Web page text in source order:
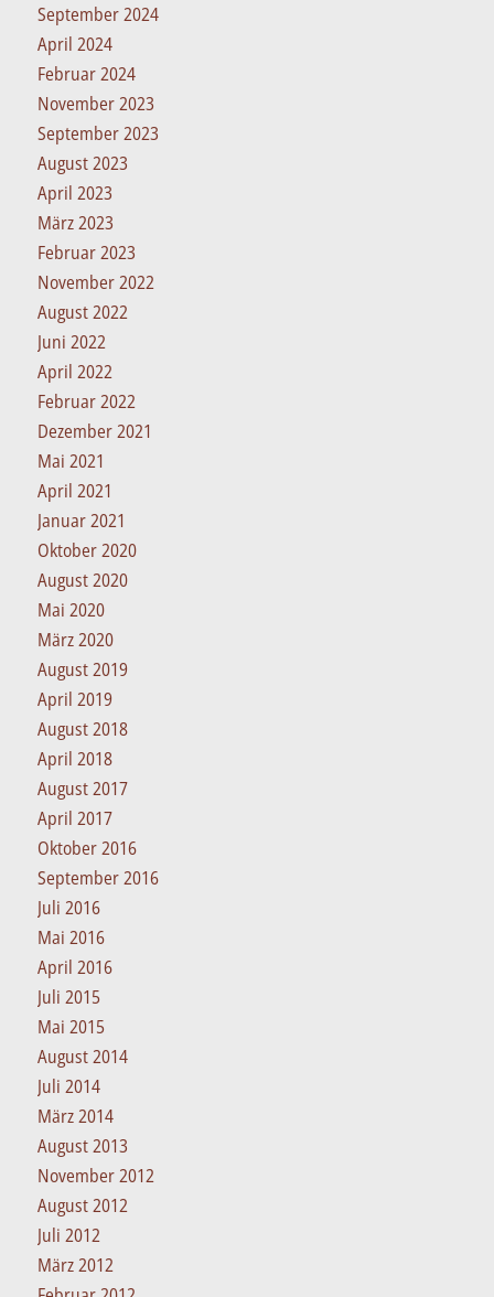
September 2024
April 2024
Februar 2024
November 2023
September 2023
August 2023
April 2023
März 2023
Februar 2023
November 2022
August 2022
Juni 2022
April 2022
Februar 2022
Dezember 2021
Mai 2021
April 2021
Januar 2021
Oktober 2020
August 2020
Mai 2020
März 2020
August 2019
April 2019
August 2018
April 2018
August 2017
April 2017
Oktober 2016
September 2016
Juli 2016
Mai 2016
April 2016
Juli 2015
Mai 2015
August 2014
Juli 2014
März 2014
August 2013
November 2012
August 2012
Juli 2012
März 2012